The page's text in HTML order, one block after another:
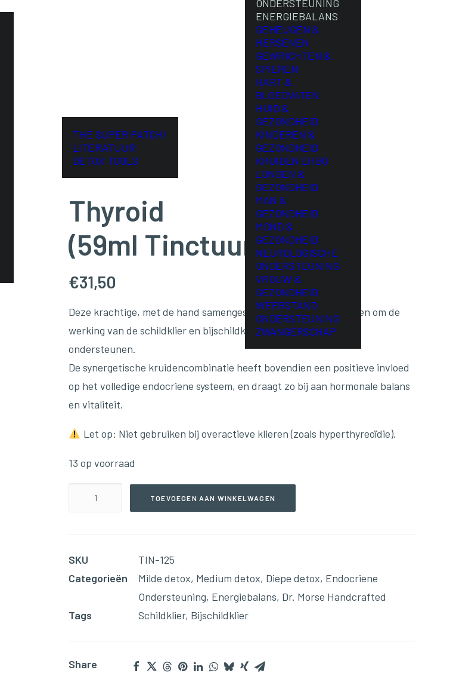
THE SUPER PATCH!
LITERATUUR
DETOX TOOLS
ONDERSTEUNING
ENERGIEBALANS
GEHEUGEN &
HERSENEN
GEWRICHTEN &
SPIEREN
HART &
BLOEDVATEN
HUID &
GEZONDHEID
KINDEREN &
GEZONDHEID
KRUIDEN EHBO
LONGEN &
GEZONDHEID
MAN &
GEZONDHEID
MOND &
GEZONDHEID
NEUROLOGISCHE
ONDERSTEUNING
VROUW &
GEZONDHEID
WEERSTAND
ONDERSTEUNING
ZWANGERSCHAP
Thyroid
(59ml Tinctuur)
€31,50
Deze krachtige, met de hand samengestelde formule is ontworpen om de
werking van de schildklier en bijschildklieren te versterken en te
ondersteunen.
De synergetische kruidencombinatie heeft bovendien een positieve invloed
op het volledige endocriene systeem, en draagt zo bij aan hormonale balans
en vitaliteit.
Let op: Niet gebruiken bij overactieve klieren (zoals hyperthyreoïdie).
13 op voorraad
TOEVOEGEN AAN WINKELWAGEN
SKU
TIN-125
Categorieën
Milde detox, Medium detox, Diepe detox, Endocriene
Ondersteuning, Energiebalans, Dr. Morse Handcrafted
Tags
Schildklier, Bijschildklier
Share